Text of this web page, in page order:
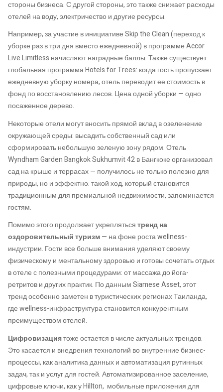
стороны бизнеса. С другой стороны, это также снижает расходы
отелей на воду, электричество и другие ресурсы.
Например, за участие в инициативе Skip the Clean (переход к
уборке раз в три дня вместо ежедневной) в программе Accor
Live Limitless начисляют наградные баллы. Также существует
глобальная программа Hotels for Trees: когда гость пропускает
ежедневную уборку номера, отель переводит ее стоимость в
фонд по восстановлению лесов. Цена одной уборки — одно
посаженное дерево.
Некоторые отели могут вносить прямой вклад в озеленение
окружающей среды: высадить собственный сад или
сформировать небольшую зеленую зону рядом. Отель
Wyndham Garden Bangkok Sukhumvit 42 в Бангкоке организовал
сад на крыше и террасах — получилось не только полезно для
природы, но и эффектно: такой ход, который становится
традиционным для премиальной недвижимости, запоминается
гостям.
Помимо этого продолжает укреплятьсятренд на
оздоровительный туризм— на фоне роста wellness-
индустрии. Гости все больше внимания уделяют своему
физическому и ментальному здоровью и готовы сочетать отдых
в отеле с полезными процедурами: от массажа до йога-
ретритов и других практик. По данным Siamese Asset, этот
тренд особенно заметен в туристических регионах Таиланда,
где wellness-инфраструктура становится конкурентным
преимуществом отелей.
Цифровизациятоже остается в числе актуальных трендов.
Это касается и внедрения технологий во внутренние бизнес-
процессы, как аналитика данных и автоматизация рутинных
задач, так и услуг для гостей. Автоматизированное заселение,
цифровые ключи, как у Hillton, мобильные приложения для